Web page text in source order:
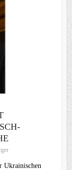
Ukrainischen